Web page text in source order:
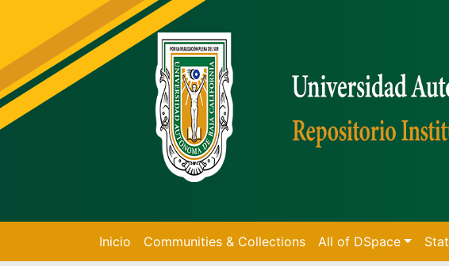
Inicio Communities & Collections All of DSpace